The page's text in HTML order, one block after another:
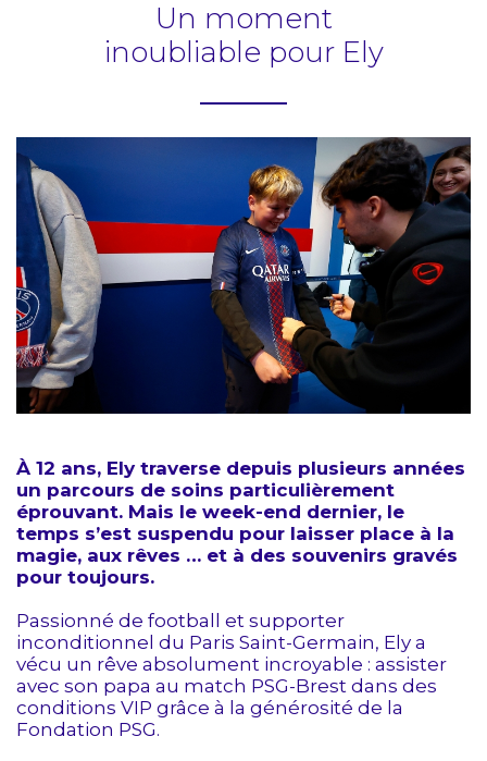
Un moment
inoubliable pour Ely
À 12 ans, Ely traverse depuis plusieurs années
un parcours de soins particulièrement
éprouvant. Mais le week-end dernier, le
temps s’est suspendu pour laisser place à la
magie, aux rêves … et à des souvenirs gravés
pour toujours.
Passionné de football et supporter
inconditionnel du Paris Saint-Germain, Ely a
vécu un rêve absolument incroyable : assister
avec son papa au match PSG-Brest dans des
conditions VIP grâce à la générosité de la
Fondation PSG.